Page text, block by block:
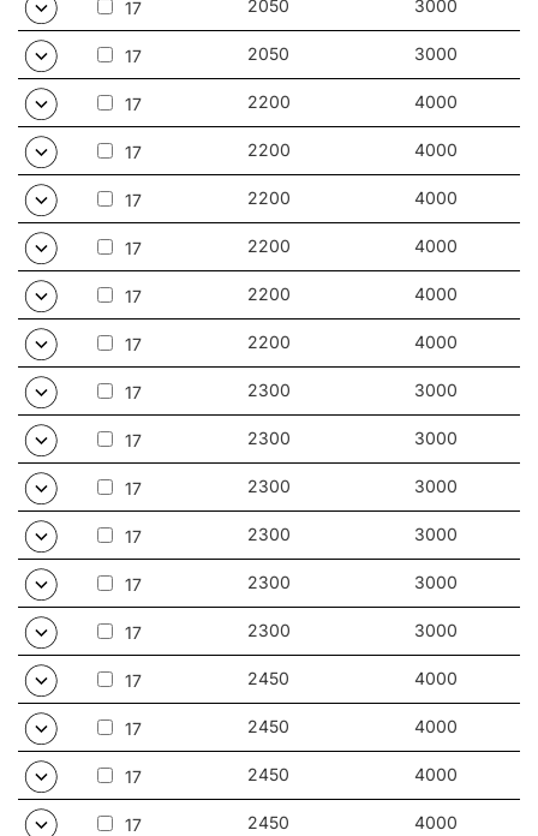
17 2050 3000
17 2050 3000
17 2200 4000
17 2200 4000
17 2200 4000
17 2200 4000
17 2200 4000
17 2200 4000
17 2300 3000
17 2300 3000
17 2300 3000
17 2300 3000
17 2300 3000
17 2300 3000
17 2450 4000
17 2450 4000
17 2450 4000
17 2450 4000